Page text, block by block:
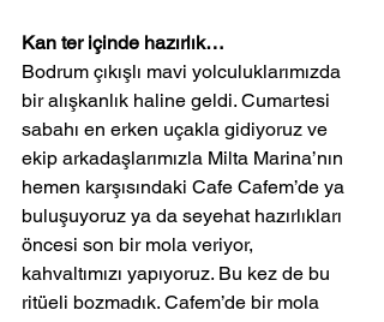
Kan ter içinde hazırlık…
Bodrum çıkışlı mavi yolculuklarımızda
bir alışkanlık haline geldi. Cumartesi
sabahı en erken uçakla gidiyoruz ve
ekip arkadaşlarımızla Milta Marina’nın
hemen karşısındaki Cafe Cafem’de ya
buluşuyoruz ya da seyehat hazırlıkları
öncesi son bir mola veriyor,
kahvaltımızı yapıyoruz. Bu kez de bu
ritüeli bozmadık. Cafem’de bir mola